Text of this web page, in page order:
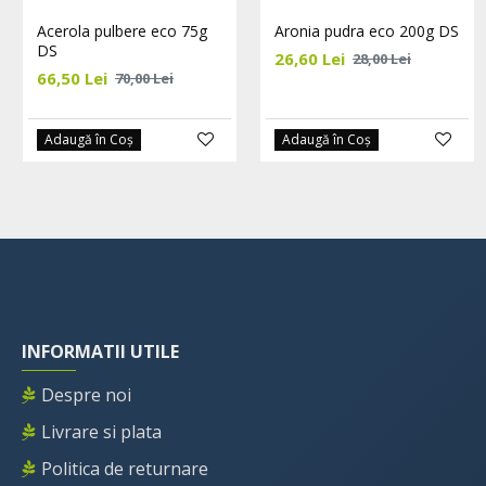
Acerola pulbere eco 75g
DS
66,50 Lei 70,00 Lei
Adaugă în Coş
Aronia pudra eco 200g DS
26,60 Lei 28,00 Lei
Adaugă în Coş
INFORMATII UTILE
Despre noi
Livrare si plata
Politica de returnare